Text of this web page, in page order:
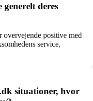
deres
overvejende positive med
service,
situationer, hvor